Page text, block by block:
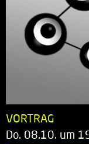
VORTRAG
Do. 08.10. um